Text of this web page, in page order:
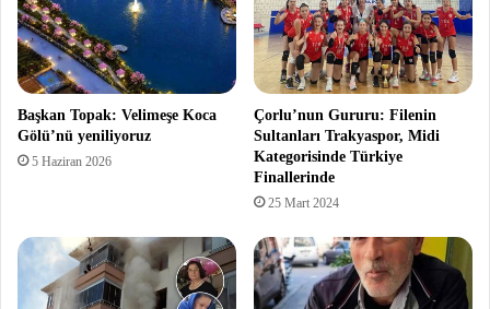
Başkan Topak: Velimeşe Koca
Gölü’nü yeniliyoruz
5 Haziran 2026
Çorlu’nun Gururu: Filenin
Sultanları Trakyaspor, Midi
Kategorisinde Türkiye
Finallerinde
25 Mart 2024